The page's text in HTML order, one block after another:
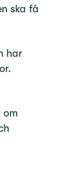
ska få
har
om